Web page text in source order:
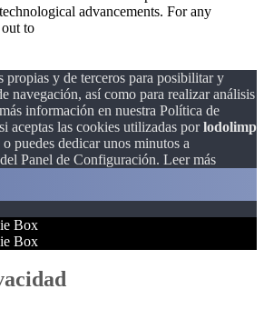
advancements. For any
out to
propias y de terceros para posibilitar y
navegación, así como para realizar análisis
información en nuestra Política de
aceptas las cookies utilizadas porlodolimp
puedes dedicar unos minutos a
Panel de Configuración. Leer más
Box
Box